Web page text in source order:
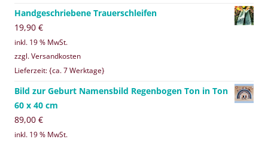
Handgeschriebene Trauerschleifen
19,90 €
inkl. 19 % MwSt.
zzgl. Versandkosten
Lieferzeit: {ca. 7 Werktage}
Bild zur Geburt Namensbild Regenbogen Ton in Ton
60 x 40 cm
89,00 €
inkl. 19 % MwSt.